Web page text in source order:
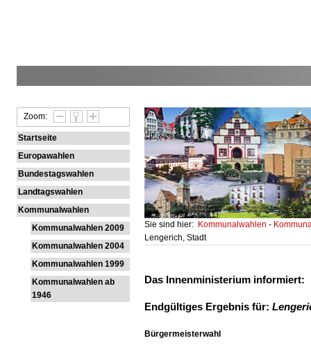
Zoom:
Startseite
Europawahlen
Bundestagswahlen
Landtagswahlen
Kommunalwahlen
Kommunalwahlen 2009
Kommunalwahlen 2004
Kommunalwahlen 1999
Kommunalwahlen ab
1946
Sie sind hier: Kommunalwahlen-
Lengerich, Stadt
Das Innenministerium informiert:
Endgültiges Ergebnis für:
Bürgermeisterwahl